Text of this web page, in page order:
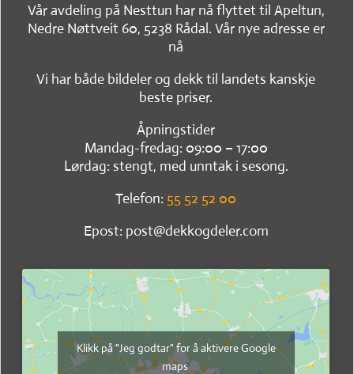
Vår avdeling på Nesttun har nå flyttet til Apeltun,
Nedre Nøttveit 60, 5238 Rådal. Vår nye adresse er
nå
Vi har både bildeler og dekk til landets kanskje
beste priser.
Åpningstider
Mandag-fredag: 09:00 – 17:00
Lørdag: stengt, med unntak i sesong.
Telefon: 55 52 52 00
Epost: post@dekkogdeler.com
Klikk på "Jeg godtar" for å aktivere Google
maps